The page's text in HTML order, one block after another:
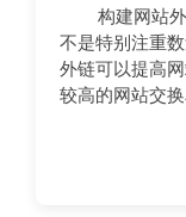
构建网站
不是特别注重
外链可以提高
较高的网站交